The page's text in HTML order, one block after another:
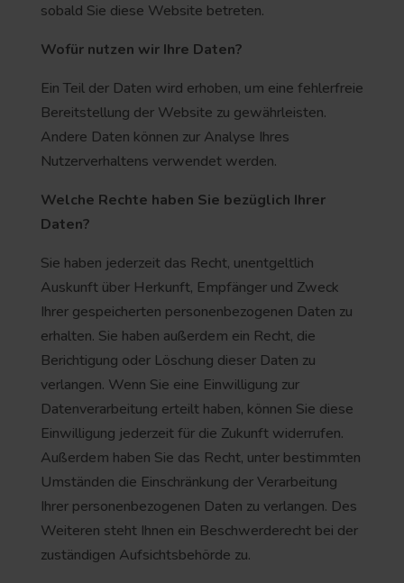
sobald Sie diese Website betreten.
Wofür nutzen wir Ihre Daten?
Ein Teil der Daten wird erhoben, um eine fehlerfreie
Bereitstellung der Website zu gewährleisten.
Andere Daten können zur Analyse Ihres
Nutzerverhaltens verwendet werden.
Welche Rechte haben Sie bezüglich Ihrer
Daten?
Sie haben jederzeit das Recht, unentgeltlich
Auskunft über Herkunft, Empfänger und Zweck
Ihrer gespeicherten personenbezogenen Daten zu
erhalten. Sie haben außerdem ein Recht, die
Berichtigung oder Löschung dieser Daten zu
verlangen. Wenn Sie eine Einwilligung zur
Datenverarbeitung erteilt haben, können Sie diese
Einwilligung jederzeit für die Zukunft widerrufen.
Außerdem haben Sie das Recht, unter bestimmten
Umständen die Einschränkung der Verarbeitung
Ihrer personenbezogenen Daten zu verlangen. Des
Weiteren steht Ihnen ein Beschwerderecht bei der
zuständigen Aufsichtsbehörde zu.